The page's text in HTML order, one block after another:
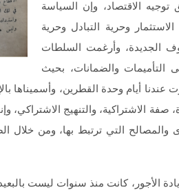
الاقتصاد، وإن السياسة
وحرية التبادل وحرية
الجديدة، وأرغمت السلطات
التأميمات والضمانات، بحيث
أيام وحدة القطرين، وأسميناها
صفة الاشتراكية، والتنهيج
والمصالح التي ترتبط بها، ومن خلال
الأجور، كانت منذ سنوات ليست